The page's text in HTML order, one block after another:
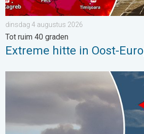
dinsdag 4 augustus 2026
Tot ruim 40 graden
Extreme hitte in Oost-
Bosbranden lopen uit de hand. Spanje